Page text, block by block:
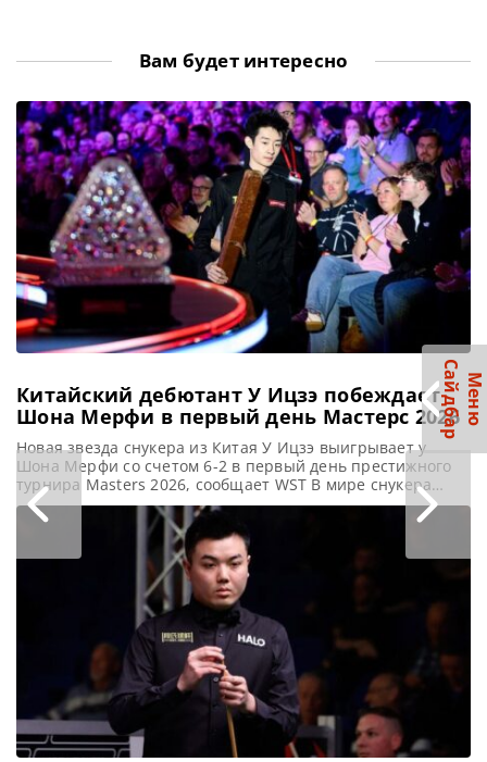
Вам будет интересно
Китайский дебютант У Ицзэ побеждает
Шона Мерфи в первый день Мастерс 2026
Новая звезда снукера из Китая У Ицзэ выигрывает у
Шона Мерфи со счетом 6-2 в первый день престижного
турнира Masters 2026, сообщает WST В мире снукера
зажглась новая звезда: У Ицзэ из Китая триумфально
заявил о себе на турнире Masters (Мастерс). Его дебют на
арене Alexandra Palace ознаменовался впечатляющей
победой над Шоном Мерфи со счётом
М
е
н
ю
Са
й
д
б
а
р